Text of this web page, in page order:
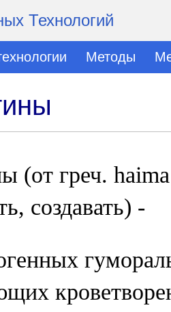
Технологий
Методы
(от греч.
создавать) -